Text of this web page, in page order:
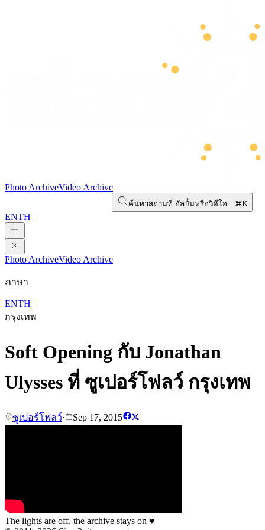
Photo ArchiveVideo Archive
ค้นหาสถานที่ อัลบั้มหรือวิดีโอ…⌘K
ENTH
Photo ArchiveVideo Archive
ภาษา
ENTH
กรุงเทพ
Soft Opening กับ Jonathan
Ulysses ที่ ซูเปอร์โฟลว์ กรุงเทพ
ซูเปอร์โฟลว์· Sep 17, 2015
The lights are off, the archive stays on ♥